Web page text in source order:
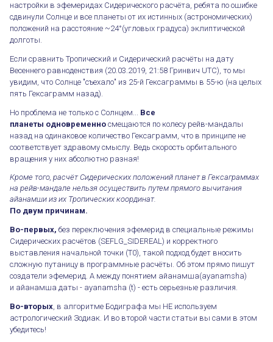
настройки в эфемеридах Сидерического расчёта, ребята по ошибке
сдвинули Солнце и все планеты от их истинных (астрономических)
положений на расстояние ~24°(угловых градуса) эклиптической
долготы.
Если сравнить Тропический и Сидерический расчёты на дату
Весеннего равноденствия (20.03.2019, 21:58 Гринвич UTC), то мы
увидим, что Солнце "съехало" из 25-й Гексаграммы в 55-ю (на целых
пять Гексаграмм назад).
Но проблема не только с Солнцем... Все
планеты одновременно смещаются по колесу рейв-мандалы
назад на одинаковое количество Гексаграмм, что в принципе не
соответствует здравому смыслу. Ведь скорость орбитального
вращения у них абсолютно разная!
Кроме того, расчёт Сидерических положений планет в Гексаграммах
на рейв-мандале нельзя осуществить путем прямого вычитания
айанамши из их Тропических координат.
По двум причинам.
Во-первых, без переключения эфемерид в специальные режимы
Сидерических расчётов (SEFLG_SIDEREAL) и корректного
выставления начальной точки (Т0), такой подход будет вносить
сложную путаницу в программные расчёты. Об этом прямо пишут
создатели эфемерид. А между понятием айанамша(ayanamsha)
и айанамша даты - ayanamsha (t) - есть серьезные различия.
Во-вторых, в алгоритме Бодиграфа мы НЕ используем
астрологический Зодиак. И во второй части статьи вы сами в этом
убедитесь!